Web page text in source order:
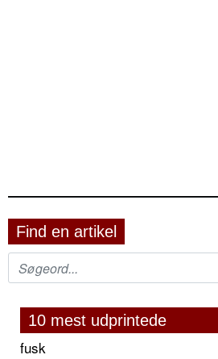
Find en artikel
10 mest udprintede
fusk